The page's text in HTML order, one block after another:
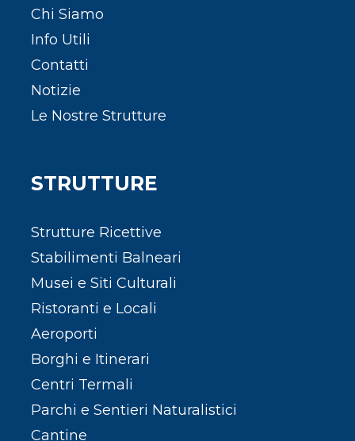
Chi Siamo
Info Utili
Contatti
Notizie
Le Nostre Strutture
STRUTTURE
Strutture Ricettive
Stabilimenti Balneari
Musei e Siti Culturali
Ristoranti e Locali
Aeroporti
Borghi e Itinerari
Centri Termali
Parchi e Sentieri Naturalistici
Cantine